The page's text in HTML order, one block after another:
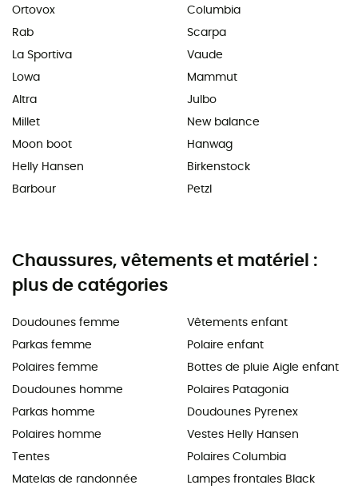
Ortovox
Rab
La Sportiva
Lowa
Altra
Millet
Moon boot
Helly Hansen
Barbour
Columbia
Scarpa
Vaude
Mammut
Julbo
New balance
Hanwag
Birkenstock
Petzl
Chaussures, vêtements et matériel :
plus de catégories
Doudounes femme
Parkas femme
Polaires femme
Doudounes homme
Parkas homme
Polaires homme
Tentes
Matelas de randonnée
Vêtements enfant
Polaire enfant
Bottes de pluie Aigle enfant
Polaires Patagonia
Doudounes Pyrenex
Vestes Helly Hansen
Polaires Columbia
Lampes frontales Black